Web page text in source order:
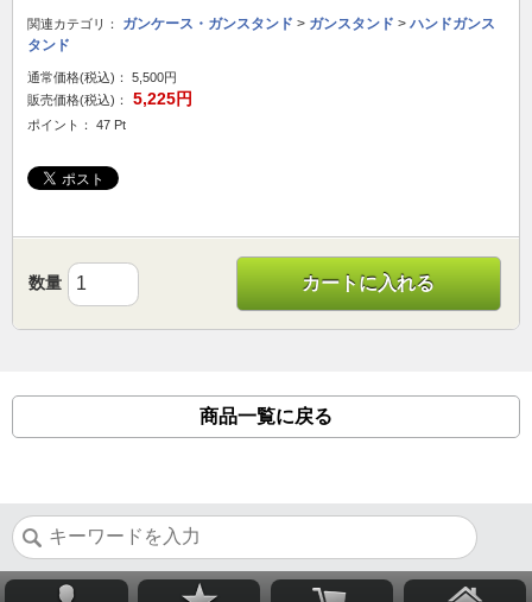
関連カテゴリ： ガンケース・ガンスタンド > ガンスタンド > ハンドガンス
タンド
通常価格(税込)：
5,500円
販売価格(税込)：
5,225円
ポイント： 47 Pt
数量 カートに入れる
商品一覧に戻る